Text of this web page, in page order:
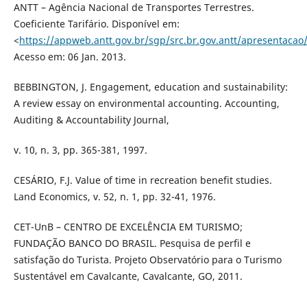
ANTT – Agência Nacional de Transportes Terrestres.
Coeficiente Tarifário. Disponível em:
<https://appweb.antt.gov.br/sgp/src.br.gov.antt/
Acesso em: 06 Jan. 2013.
BEBBINGTON, J. Engagement, education and sustainability:
A review essay on environmental accounting. Accounting,
Auditing & Accountability Journal,
v. 10, n. 3, pp. 365-381, 1997.
CESÁRIO, F.J. Value of time in recreation benefit studies.
Land Economics, v. 52, n. 1, pp. 32-41, 1976.
CET-UnB – CENTRO DE EXCELÊNCIA EM TURISMO;
FUNDAÇÃO BANCO DO BRASIL. Pesquisa de perfil e
satisfação do Turista. Projeto Observatório para o Turismo
Sustentável em Cavalcante, Cavalcante, GO, 2011.